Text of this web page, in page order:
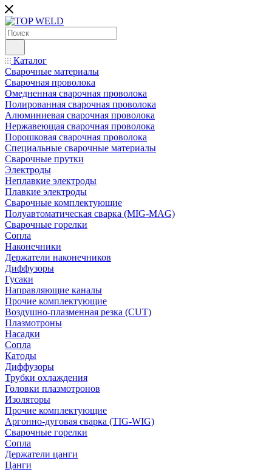
Каталог
Сварочные материалы
Сварочная проволока
Омедненная сварочная проволока
Полированная сварочная проволока
Алюминиевая сварочная проволока
Нержавеющая сварочная проволока
Порошковая сварочная проволока
Специальные сварочные материалы
Сварочные прутки
Электроды
Неплавкие электроды
Плавкие электроды
Сварочные комплектующие
Полуавтоматическая сварка (MIG-MAG)
Сварочные горелки
Сопла
Наконечники
Держатели наконечников
Диффузоры
Гусаки
Направляющие каналы
Прочие комплектующие
Воздушно-плазменная резка (CUT)
Плазмотроны
Насадки
Сопла
Катоды
Диффузоры
Трубки охлаждения
Головки плазмотронов
Изоляторы
Прочие комплектующие
Аргонно-дуговая сварка (TIG-WIG)
Сварочные горелки
Сопла
Держатели цанги
Цанги